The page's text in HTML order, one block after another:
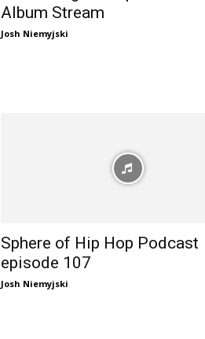
Album Stream
Josh Niemyjski
Sphere of Hip Hop Podcast
episode 107
Josh Niemyjski